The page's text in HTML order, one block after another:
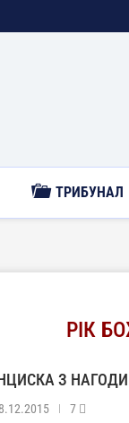
ТРИБУНАЛ
РІК
З
7